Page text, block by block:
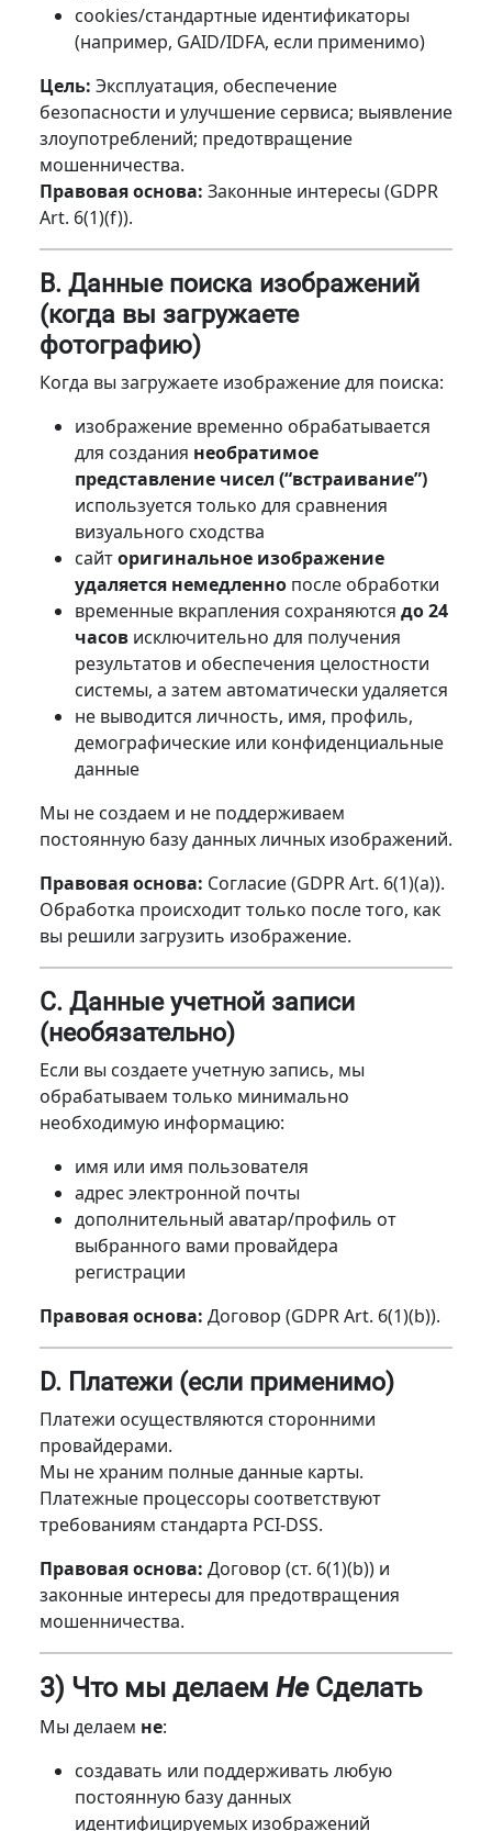
cookies/стандартные идентификаторы
(например, GAID/IDFA, если применимо)
Цель: Эксплуатация, обеспечение
безопасности и улучшение сервиса; выявление
злоупотреблений; предотвращение
мошенничества.
Правовая основа: Законные интересы (GDPR
Art. 6(1)(f)).
B. Данные поиска изображений
(когда вы загружаете
фотографию)
Когда вы загружаете изображение для поиска:
изображение временно обрабатывается
для создания необратимое
представление чисел (“встраивание”)
используется только для сравнения
визуального сходства
сайторигинальное изображение
удаляется немедленнопосле обработки
временные вкрапления сохраняются до 24
часовисключительно для получения
результатов и обеспечения целостности
системы, а затем автоматически удаляется
не выводится личность, имя, профиль,
демографические или конфиденциальные
данные
Мы не создаем и не поддерживаем
постоянную базу данных личных изображений.
Правовая основа: Согласие (GDPR Art. 6(1)(a)).
Обработка происходит только после того, как
вы решили загрузить изображение.
C. Данные учетной записи
(необязательно)
Если вы создаете учетную запись, мы
обрабатываем только минимально
необходимую информацию:
имя или имя пользователя
адрес электронной почты
дополнительный аватар/профиль от
выбранного вами провайдера
регистрации
Правовая основа: Договор (GDPR Art. 6(1)(b)).
D. Платежи (если применимо)
Платежи осуществляются сторонними
провайдерами.
Мы не храним полные данные карты.
Платежные процессоры соответствуют
требованиям стандарта PCI-DSS.
Правовая основа: Договор (ст. 6(1)(b)) и
законные интересы для предотвращения
мошенничества.
3) Что мы делаем НеСделать
Мы делаем не:
создавать или поддерживать любую
постоянную базу данных
идентифицируемых изображений